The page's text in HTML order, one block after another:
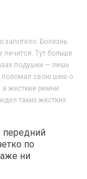
запотело. Болезнь
лечится. Тут больше
подушки — лишь
поломал свою шею о
а жесткие ремни
таких жестких
передний
по
ни